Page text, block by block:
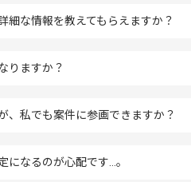
細な情報を教えてもらえますか？
りますか？
、私でも案件に参画できますか？
になるのが心配です…。